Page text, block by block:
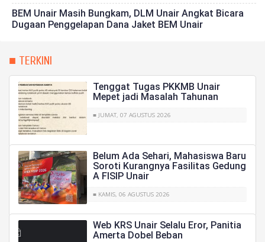
BEM Unair Masih Bungkam, DLM Unair Angkat Bicara
Dugaan Penggelapan Dana Jaket BEM Unair
■ TERKINI
Tenggat Tugas PKKMB Unair
Mepet jadi Masalah Tahunan
■ JUMAT, 07 AGUSTUS 2026
Belum Ada Sehari, Mahasiswa Baru
Soroti Kurangnya Fasilitas Gedung
A FISIP Unair
■ KAMIS, 06 AGUSTUS 2026
Web KRS Unair Selalu Eror, Panitia
Amerta Dobel Beban